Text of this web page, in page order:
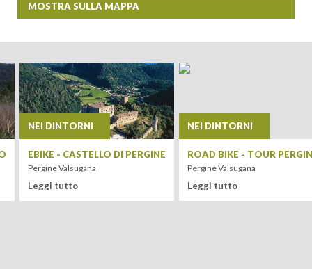
ARRIVO
MOSTRA SULLA MAPPA
+
−
NEI DINTORNI
ROAD BIKE - TOUR PERGINE - PANAROTTA
Pergine Valsugana
Leggi tutto
NEI DINTORNI
ROAD BIKE -
Pergine